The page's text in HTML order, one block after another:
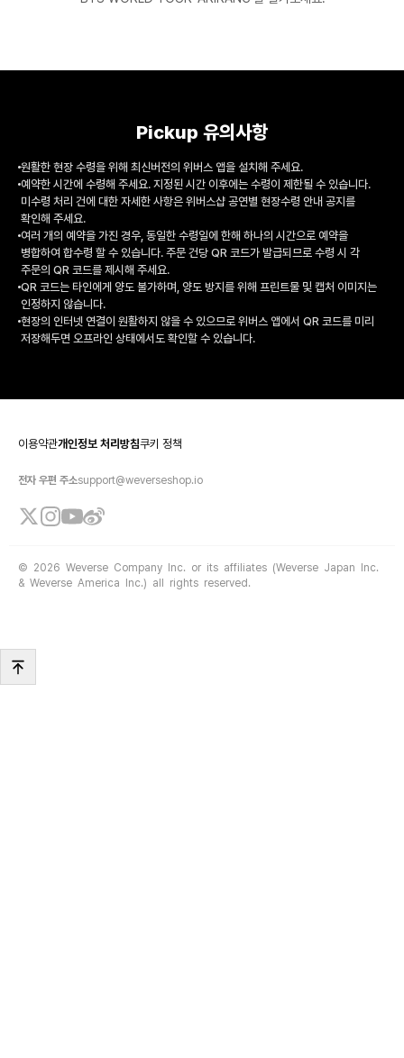
Pickup 유의사항
원활한 현장 수령을 위해 최신버전의 위버스 앱을 설치해 주세요.
예약한 시간에 수령해 주세요. 지정된 시간 이후에는 수령이 제한될 수 있습니다.
미수령 처리 건에 대한 자세한 사항은 위버스샵 공연별 현장수령 안내 공지를
확인해 주세요.
여러 개의 예약을 가진 경우, 동일한 수령일에 한해 하나의 시간으로 예약을
병합하여 합수령 할 수 있습니다. 주문 건당 QR 코드가 발급되므로 수령 시 각
주문의 QR 코드를 제시해 주세요.
QR 코드는 타인에게 양도 불가하며, 양도 방지를 위해 프린트물 및 캡처 이미지는
인정하지 않습니다.
현장의 인터넷 연결이 원활하지 않을 수 있으므로 위버스 앱에서 QR 코드를 미리
저장해두면 오프라인 상태에서도 확인할 수 있습니다.
이용약관개인정보 처리방침쿠키 정책
전자 우편 주소support@weverseshop.io
© 2026 Weverse Company Inc. or its affiliates (Weverse Japan Inc.
& Weverse America Inc.) all rights reserved.